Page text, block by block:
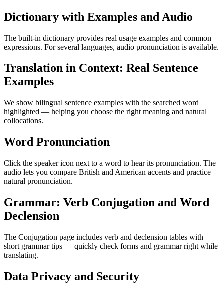
Dictionary with Examples and Audio
The built-in dictionary provides real usage examples and common
expressions. For several languages, audio pronunciation is available.
Translation in Context: Real Sentence
Examples
We show bilingual sentence examples with the searched word
highlighted — helping you choose the right meaning and natural
collocations.
Word Pronunciation
Click the speaker icon next to a word to hear its pronunciation. The
audio lets you compare British and American accents and practice
natural pronunciation.
Grammar: Verb Conjugation and Word
Declension
The Conjugation page includes verb and declension tables with
short grammar tips — quickly check forms and grammar right while
translating.
Data Privacy and Security